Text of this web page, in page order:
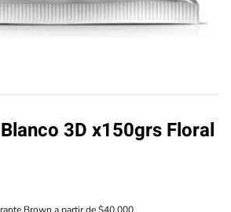
3D x150grs Floral